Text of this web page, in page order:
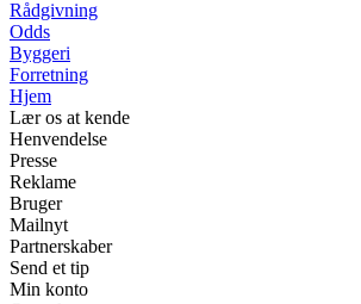
Rådgivning
Odds
Byggeri
Forretning
Hjem
Lær os at kende
Henvendelse
Presse
Reklame
Bruger
Mailnyt
Partnerskaber
Send et tip
Min konto